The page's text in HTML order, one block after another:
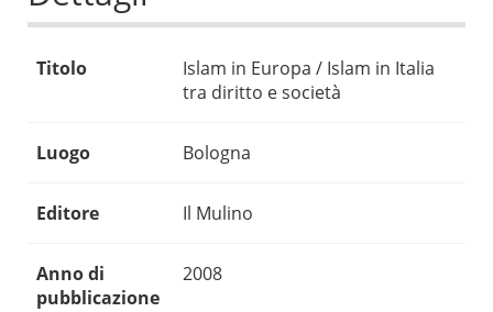
Titolo
Islam in Europa / Islam in Italia
tra diritto e società
Luogo Bologna
Editore Il Mulino
Anno di
pubblicazione
2008